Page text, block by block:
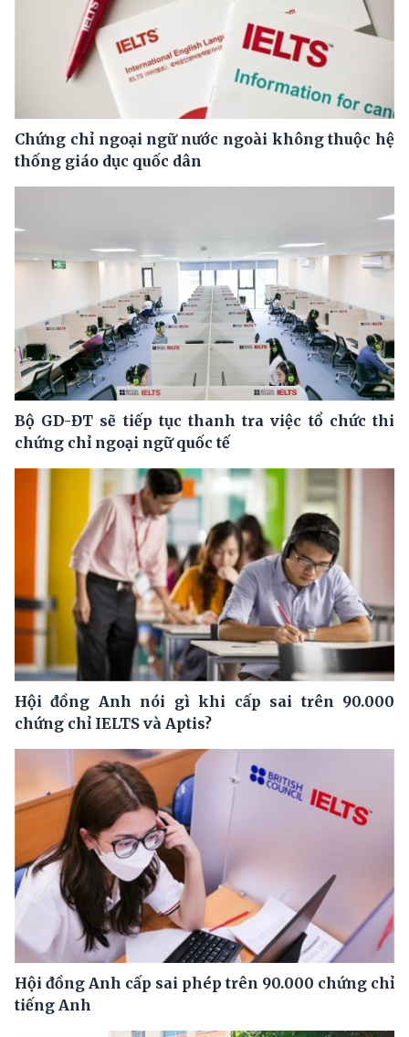
Chứng chỉ ngoại ngữ nước ngoài không thuộc hệ
thống giáo dục quốc dân
Bộ GD-ĐT sẽ tiếp tục thanh tra việc tổ chức thi
chứng chỉ ngoại ngữ quốc tế
Hội đồng Anh nói gì khi cấp sai trên 90.000
chứng chỉ IELTS và Aptis?
Hội đồng Anh cấp sai phép trên 90.000 chứng chỉ
tiếng Anh